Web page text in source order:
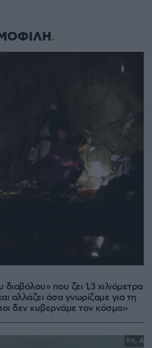
που ζει 1,3 χιλιόμετρα
αλλάζει όσα γνωρίζαμε για τη
δεν κυβερνάμε τον κόσμο»